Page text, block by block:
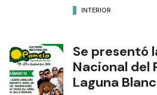
INTERIOR
Se presentó
Nacional del
Laguna